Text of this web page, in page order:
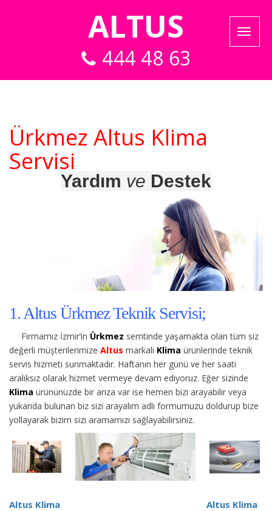
ALTUS
444 48 63
Ürkmez Altus Klima
Servisi
Yardım ve Destek
1. Altus Ürkmez Teknik Servisi;
Firmamız İzmir’in Ürkmez semtinde yaşamakta olan tüm siz
değerli müşterilerimize Altus markalı Klima ürünlerinde teknik
servis hizmeti sunmaktadır. Haftanın her günü ve her saati
aralıksız olarak hizmet vermeye devam ediyoruz. Eğer sizinde
Klima ürününüzde bir arıza var ise hemen bizi arayabilir veya
yukarıda bulunan biz sizi arayalım adlı formumuzu doldurup bize
yollayarak bizim sizi aramamızı sağlayabilirsiniz.
Altus Klima
Altus Klima